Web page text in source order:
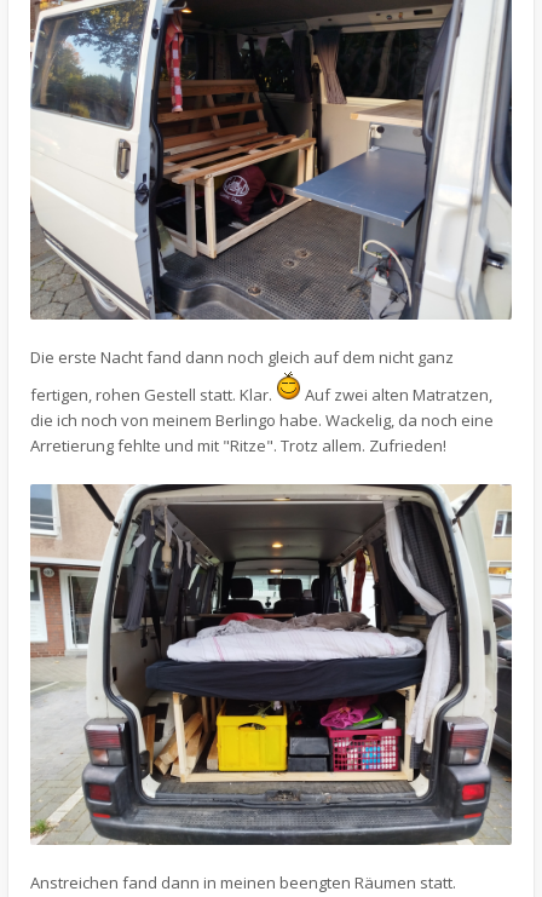
Die erste Nacht fand dann noch gleich auf dem nicht ganz
fertigen, rohen Gestell statt. Klar.
Auf zwei alten Matratzen,
die ich noch von meinem Berlingo habe. Wackelig, da noch eine
Arretierung fehlte und mit "Ritze". Trotz allem. Zufrieden!
Anstreichen fand dann in meinen beengten Räumen statt.